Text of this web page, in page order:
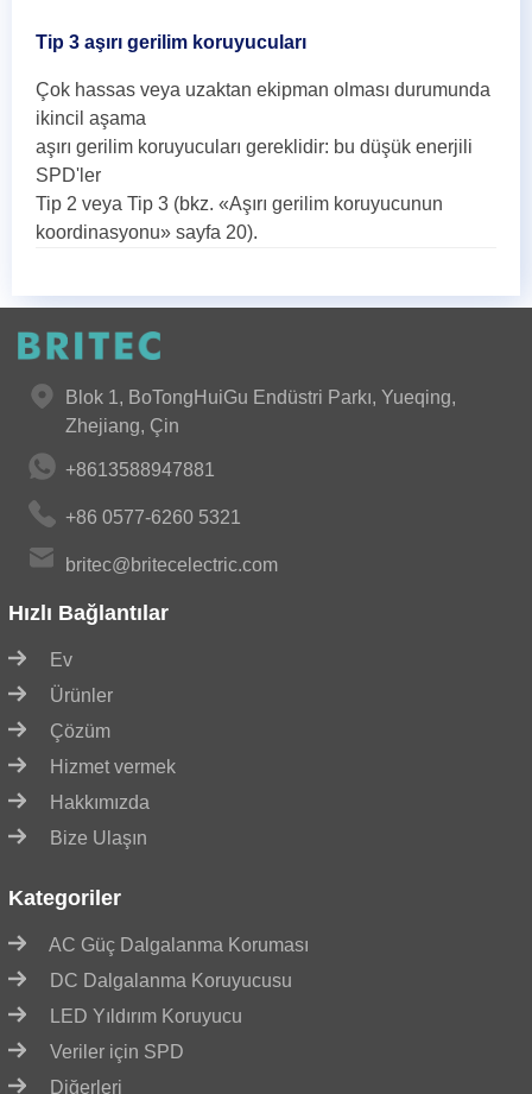
Tip 3 aşırı gerilim koruyucuları
Çok hassas veya uzaktan ekipman olması durumunda
ikincil aşama
aşırı gerilim koruyucuları gereklidir: bu düşük enerjili
SPD'ler
Tip 2 veya Tip 3 (bkz. «Aşırı gerilim koruyucunun
koordinasyonu» sayfa 20).
Blok 1, BoTongHuiGu Endüstri Parkı, Yueqing,
Zhejiang, Çin
+8613588947881
+86 0577-6260 5321
britec@britecelectric.com
Hızlı Bağlantılar
Ev
Ürünler
Çözüm
Hizmet vermek
Hakkımızda
Bize Ulaşın
Kategoriler
AC Güç Dalgalanma Koruması
DC Dalgalanma Koruyucusu
LED Yıldırım Koruyucu
Veriler için SPD
Diğerleri